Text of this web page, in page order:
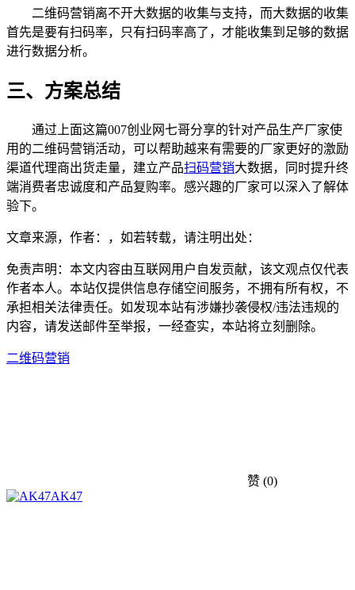
二维码营销离不开大数据的收集与支持，而大数据的收集
首先是要有扫码率，只有扫码率高了，才能收集到足够的数据
进行数据分析。
三、方案总结
通过上面这篇007创业网七哥分享的针对产品生产厂家使
用的二维码营销活动，可以帮助越来有需要的厂家更好的激励
渠道代理商出货走量，建立产品扫码营销大数据，同时提升终
端消费者忠诚度和产品复购率。感兴趣的厂家可以深入了解体
验下。
文章来源，作者：，如若转载，请注明出处：
免责声明：本文内容由互联网用户自发贡献，该文观点仅代表
作者本人。本站仅提供信息存储空间服务，不拥有所有权，不
承担相关法律责任。如发现本站有涉嫌抄袭侵权/违法违规的
内容，请发送邮件至举报，一经查实，本站将立刻删除。
二维码营销
赞 (0)
AK47